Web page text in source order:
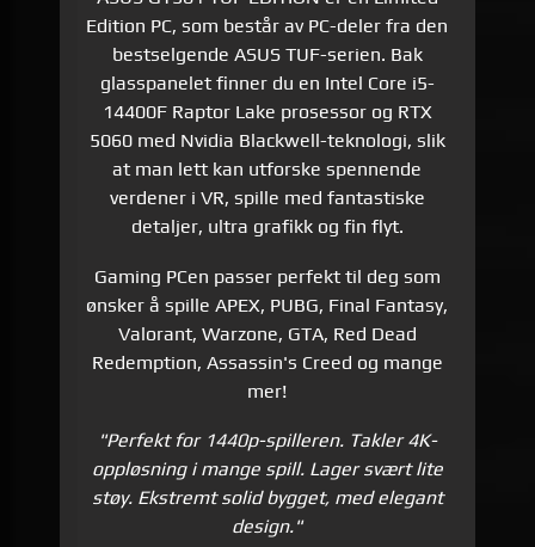
Edition PC, som består av PC-deler fra den
bestselgende ASUS TUF-serien. Bak
glasspanelet finner du en Intel Core i5-
14400F Raptor Lake prosessor og RTX
5060 med Nvidia Blackwell-teknologi, slik
at man lett kan utforske spennende
verdener i VR, spille med fantastiske
detaljer, ultra grafikk og fin flyt.
Gaming PCen passer perfekt til deg som
ønsker å spille APEX, PUBG, Final Fantasy,
Valorant, Warzone, GTA, Red Dead
Redemption, Assassin's Creed og mange
mer!
"Perfekt for 1440p-spilleren. Takler 4K-
oppløsning i mange spill. Lager svært lite
støy. Ekstremt solid bygget, med elegant
design."